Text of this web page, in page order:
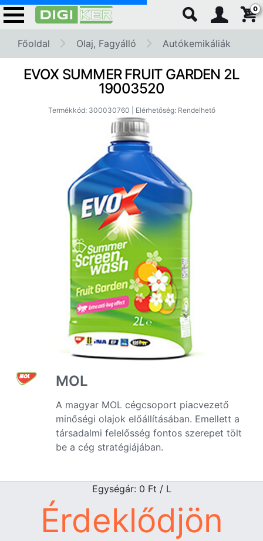
0
Főoldal Olaj, Fagyálló Autókemikáliák
EVOX SUMMER FRUIT GARDEN 2L
19003520
Termékkód: 300030760 | Elérhetőség: Rendelhető
MOL
A magyar MOL cégcsoport piacvezető
minőségi olajok előállításában. Emellett a
társadalmi felelősség fontos szerepet tölt
be a cég stratégiájában.
Egységár: 0 Ft / L
Érdeklődjön